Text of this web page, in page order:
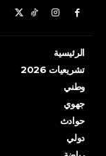
الرئيسية
تشريعيات 2026
وطني
جهوي
حوادث
دولي